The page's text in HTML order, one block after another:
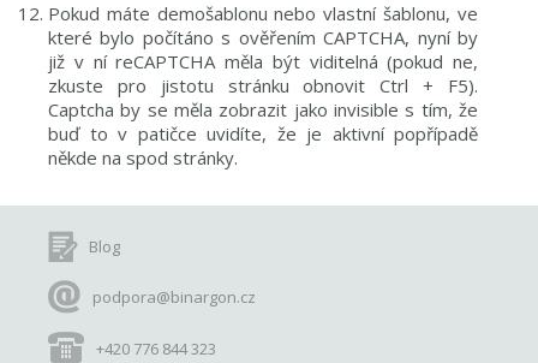
Pokud máte demošablonu nebo vlastní šablonu, ve
které bylo počítáno s ověřením CAPTCHA, nyní by
již v ní reCAPTCHA měla být viditelná (pokud ne,
zkuste pro jistotu stránku obnovit Ctrl + F5).
Captcha by se měla zobrazit jako invisible s tím, že
buď to v patičce uvidíte, že je aktivní popřípadě
někde na spod stránky.
Blog
podpora@binargon.cz
+420 776 844 323